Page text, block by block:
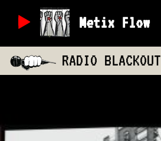
Metix Flow
RADIO BLACKOUT